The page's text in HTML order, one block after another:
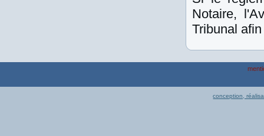
Notaire,
Tribunal
conception,